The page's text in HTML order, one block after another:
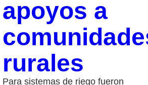
apoyos a
rurales
Para sistemas de riego fueron